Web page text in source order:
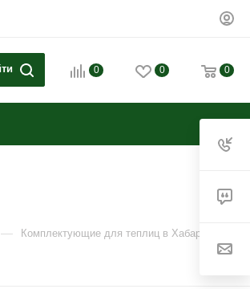
0 0 0
— Комплектующие для теплиц в Хабаровске